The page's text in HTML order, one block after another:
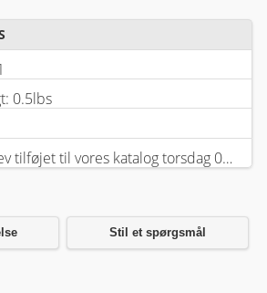
0.5lbs
Dette produkt blev tilføjet til vores katalog torsdag 05 februar, 2026.
Stil et spørgsmål